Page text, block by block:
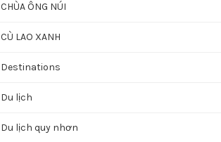
CHÙA ÔNG NÚI
CÙ LAO XANH
Destinations
Du lịch
Du lịch quy nhơn